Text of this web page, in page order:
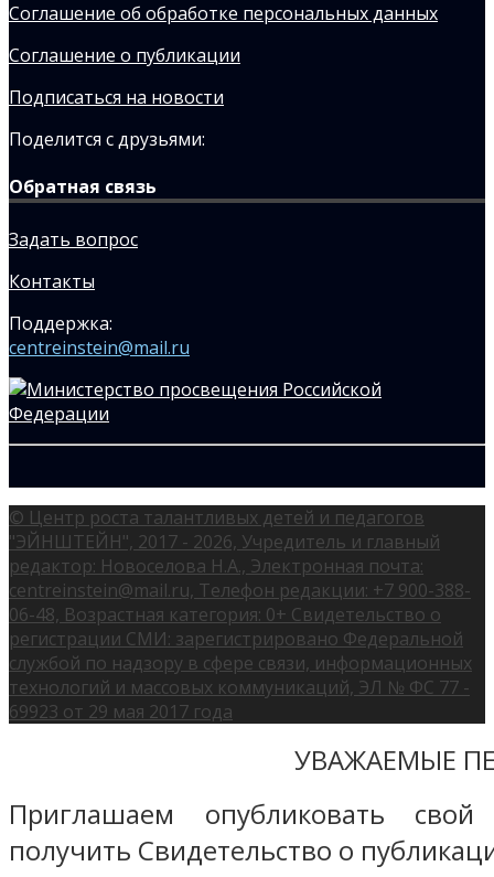
Соглашение об обработке персональных данных
Соглашение о публикации
Подписаться на новости
Поделится с друзьями:
Обратная связь
Задать вопрос
Контакты
Поддержка:
centreinstein@mail.ru
© Центр роста талантливых детей и педагогов
"ЭЙНШТЕЙН", 2017 - 2026, Учредитель и главный
редактор: Новоселова Н.А., Электронная почта:
centreinstein@mail.ru, Телефон редакции: +7 900-388-
06-48, Возрастная категория: 0+ Свидетельство о
регистрации СМИ: зарегистрировано Федеральной
службой по надзору в сфере связи, информационных
технологий и массовых коммуникаций, ЭЛ № ФС 77 -
69923 от 29 мая 2017 года
УВАЖАЕМЫЕ
Приглашаем опубликовать
получить Свидетельство о